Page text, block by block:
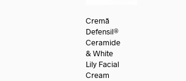
Cremă
Defensil®
Ceramide
& White
Lily Facial
Cream